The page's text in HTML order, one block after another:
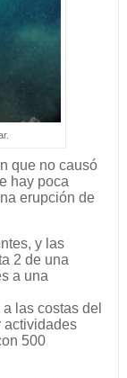
que no causó
hay poca
erupción de
y las
2 de una
a una
las costas del
actividades
500